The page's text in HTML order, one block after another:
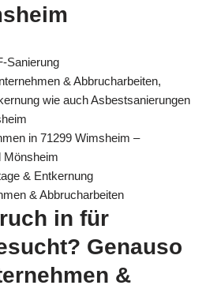
Sanierung
& Abbrucharbeiten,
wie auch Asbestsanierungen
in 71299 Wimsheim –
Mönsheim
& Entkernung
& Abbrucharbeiten
in für
Genauso
&